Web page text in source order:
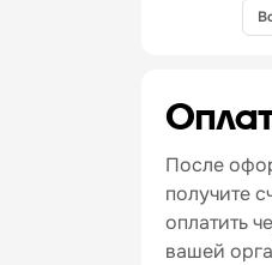
После
получите
оплатить
вашей